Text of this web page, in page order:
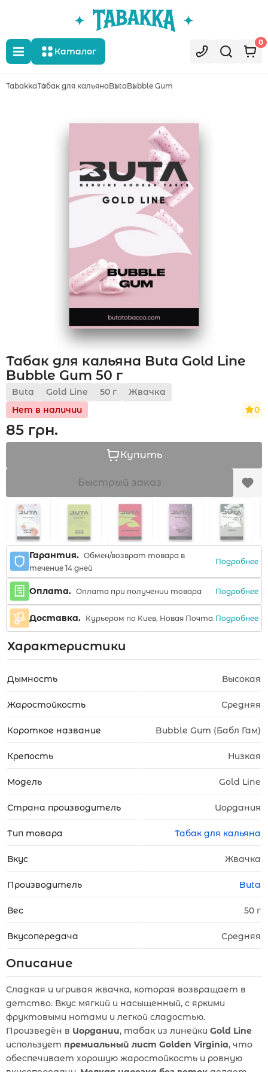
Каталог
0
Укр
TabakkaТабак для кальянаButaBubble Gum
Табак для кальяна Buta Gold Line
Bubble Gum 50 г
Buta Gold Line 50 г
Жвачка
Нет в наличии
0
85 грн.
Купить
Быстрый заказ
Гарантия. Обмен/возврат товара в
течение 14 дней
Подробнее
Оплата. Оплата при получении товара Подробнее
Доставка. Курьером по Киев, Новая Почта Подробнее
Характеристики
Дымность Высокая
Жаростойкость Средняя
Короткое название Bubble Gum (Бабл Гам)
Крепость Низкая
Модель Gold Line
Страна производитель Иордания
Тип товара Табак для кальяна
Вкус Жвачка
Производитель Buta
Вес 50 г
Вкусопередача Средняя
Описание
Сладкая и игривая жвачка, которая возвращает в
детство. Вкус мягкий и насыщенный, с яркими
фруктовыми нотами и легкой сладостью.
Произведён в Иордании, табак из линейки Gold Line
использует премиальный лист Golden Virginia, что
обеспечивает хорошую жаростойкость и ровную